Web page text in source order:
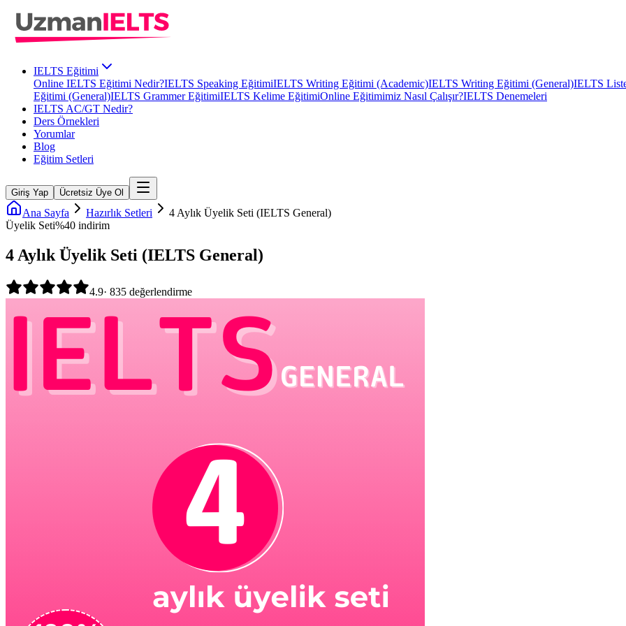
IELTS Eğitimi
Online IELTS Eğitimi Nedir?IELTS Speaking EğitimiIELTS Writing Eğitimi (Academic)IELTS Writing Eğitimi (General)IELTS
Eğitimi (General)IELTS Grammer EğitimiIELTS Kelime EğitimiOnline Eğitimimiz Nasıl Çalışır?IELTS Denemeleri
IELTS AC/GT Nedir?
Ders Örnekleri
Yorumlar
Blog
Eğitim Setleri
Giriş Yap Ücretsiz Üye Ol
Ana Sayfa Hazırlık Setleri
4 Aylık Üyelik Seti (IELTS General)
Üyelik Seti%40 indirim
4 Aylık Üyelik Seti (IELTS General)
4.9· 835 değerlendirme